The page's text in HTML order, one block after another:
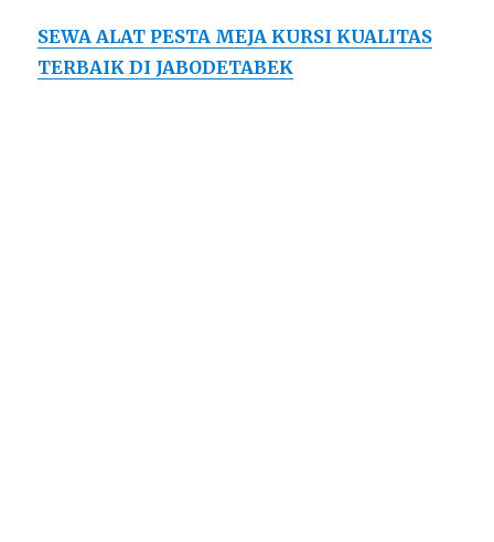
SEWA ALAT PESTA MEJA KURSI KUALITAS
TERBAIK DI JABODETABEK